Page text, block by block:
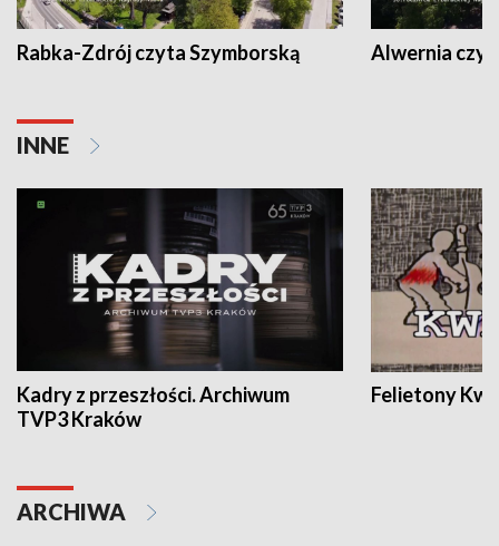
Rabka-Zdrój czyta Szymborską Alwernia
INNE
Kadry z przeszłości. Archiwum
TVP3 Kraków
Felietony
ARCHIWA